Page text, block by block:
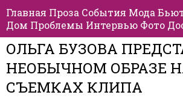
Главная Проза События Мода
Дом Проблемы Интервью Фото
ОЛЬГА БУЗОВА
НЕОБЫЧНОМ ОБРАЗЕ
СЪЕМКАХ КЛИПА